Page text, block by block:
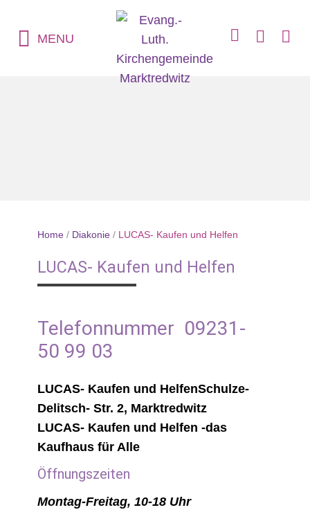
MENU
Home / Diakonie / LUCAS- Kaufen und Helfen
LUCAS- Kaufen und Helfen
Telefonnummer 09231-
50 99 03
LUCAS- Kaufen und HelfenSchulze-
Delitsch- Str. 2, Marktredwitz
LUCAS- Kaufen und Helfen -das
Kaufhaus für Alle
Öffnungszeiten
Montag-Freitag, 10-18 Uhr